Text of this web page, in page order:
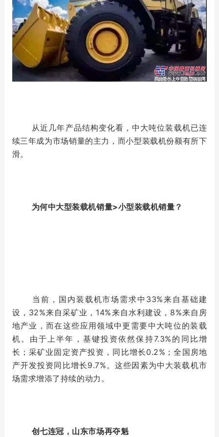
从近几年产品结构变化看，中大吨位装载机已连
续三年成为市场销量的主力，而小型装载机份额有所下
滑。
为何中大型装载机销量>小型装载机销量？
当前，国内装载机市场需求中33%来自基础建
设，32%来自采矿业，14%来自水利建设，8%来自房
地产业，而在这些应用领域中更需要中大吨位的装载
机。由于上半年，基键投资依然保持7.3%的同比增
长；采矿业固定资产投资，同比增长0.2%；全国房地
产开发投资同比增长9.7%。这些因素为中大装载机市
场需求增添了持续的动力。
创七连冠，山东市场再夺魁